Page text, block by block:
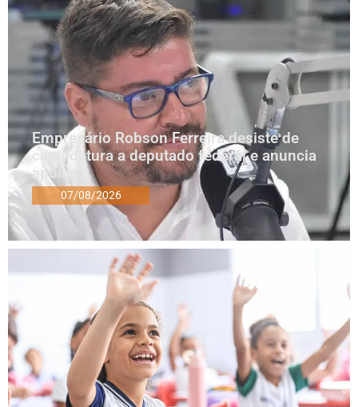
Empresário Robson Ferreira desiste de
candidatura a deputado federal e anuncia
apoios
07/08/2026